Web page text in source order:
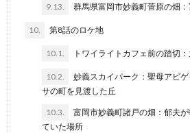
9.13. 群馬県富岡市妙義町菅原の畑
10. 第8話のロケ地
10.1. トワイライトカフェ前の踏切
10.2.
妙義スカイパーク：聖母アビ
サの町を見渡した丘
10.3.
富岡市妙義町諸戸の畑：郁夫
ていた場所